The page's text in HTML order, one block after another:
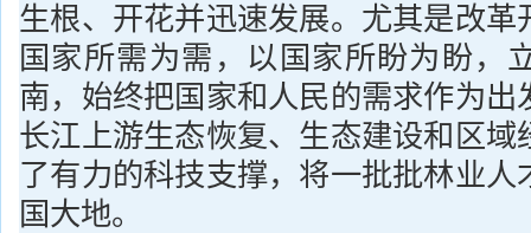
生根、开花并迅速发展。尤其是改革
国家所需为需，以国家所盼为盼，
南，始终把国家和人民的需求作为出
长江上游生态恢复、生态建设和区域
了有力的科技支撑，将一批批林业人
国大地。